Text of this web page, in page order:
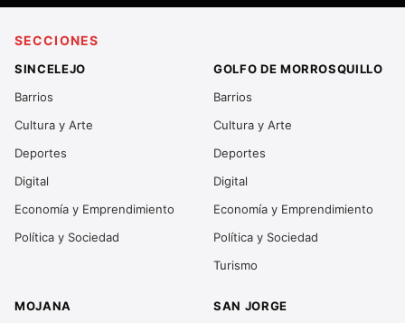
SECCIONES
SINCELEJO
Barrios
Cultura y Arte
Deportes
Digital
Economía y Emprendimiento
Política y Sociedad
GOLFO DE MORROSQUILLO
Barrios
Cultura y Arte
Deportes
Digital
Economía y Emprendimiento
Política y Sociedad
Turismo
MOJANA
SAN JORGE